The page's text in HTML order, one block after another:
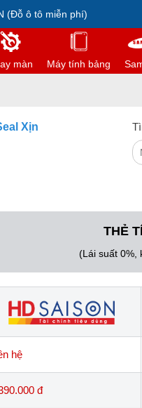
(Đỗ ô tô miễn phí)
màn Máy tính bảng
Xịn
THẺ
(Lái suất 0%,
hệ
đ